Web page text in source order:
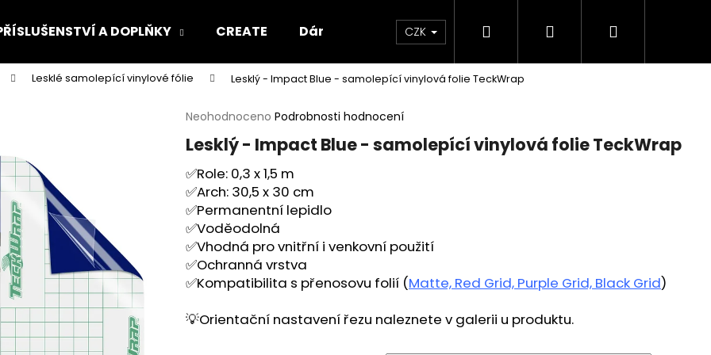
A DOPLŇKY CREATE Dárkový poukaz BLEŠÍ TRH🛍️ Doprava a platba
CZK Hledat PřihlášeníNákupní
Lesklé samolepící vinylové fólie Lesklý - Impact Blue - samolepící vinylová folie TeckWrap
Průměrné
produktu
0,0
z
5
hvězdiček.
Neohodnoceno Podrobnosti hodnocení
Lesklý - Impact Blue - samolepící vinylová folie TeckWrap
✅Role: 0,3 x 1,5 m
✅Arch: 30,5 x 30 cm
✅Permanentní lepidlo
✅Voděodolná
✅Vhodná pro vnitřní i venkovní použití
✅Ochranná vrstva
✅Kompatibilita s přenosovu folií (Matte, Red Grid, Purple Grid, Black Grid)
💡Orientační nastavení řezu naleznete v galerii u produktu.
Co potřebujete najít?
HLEDAT
Doporučujeme